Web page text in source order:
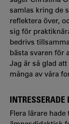
samlas kring de
reflektera över,
sig för
bedrivs
bästa svaren för
Jag är så glad
många av våra
INTRESSERADE
Flera lärare hade